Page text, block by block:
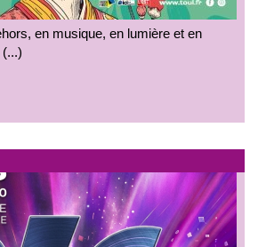
en musique, en lumière et en